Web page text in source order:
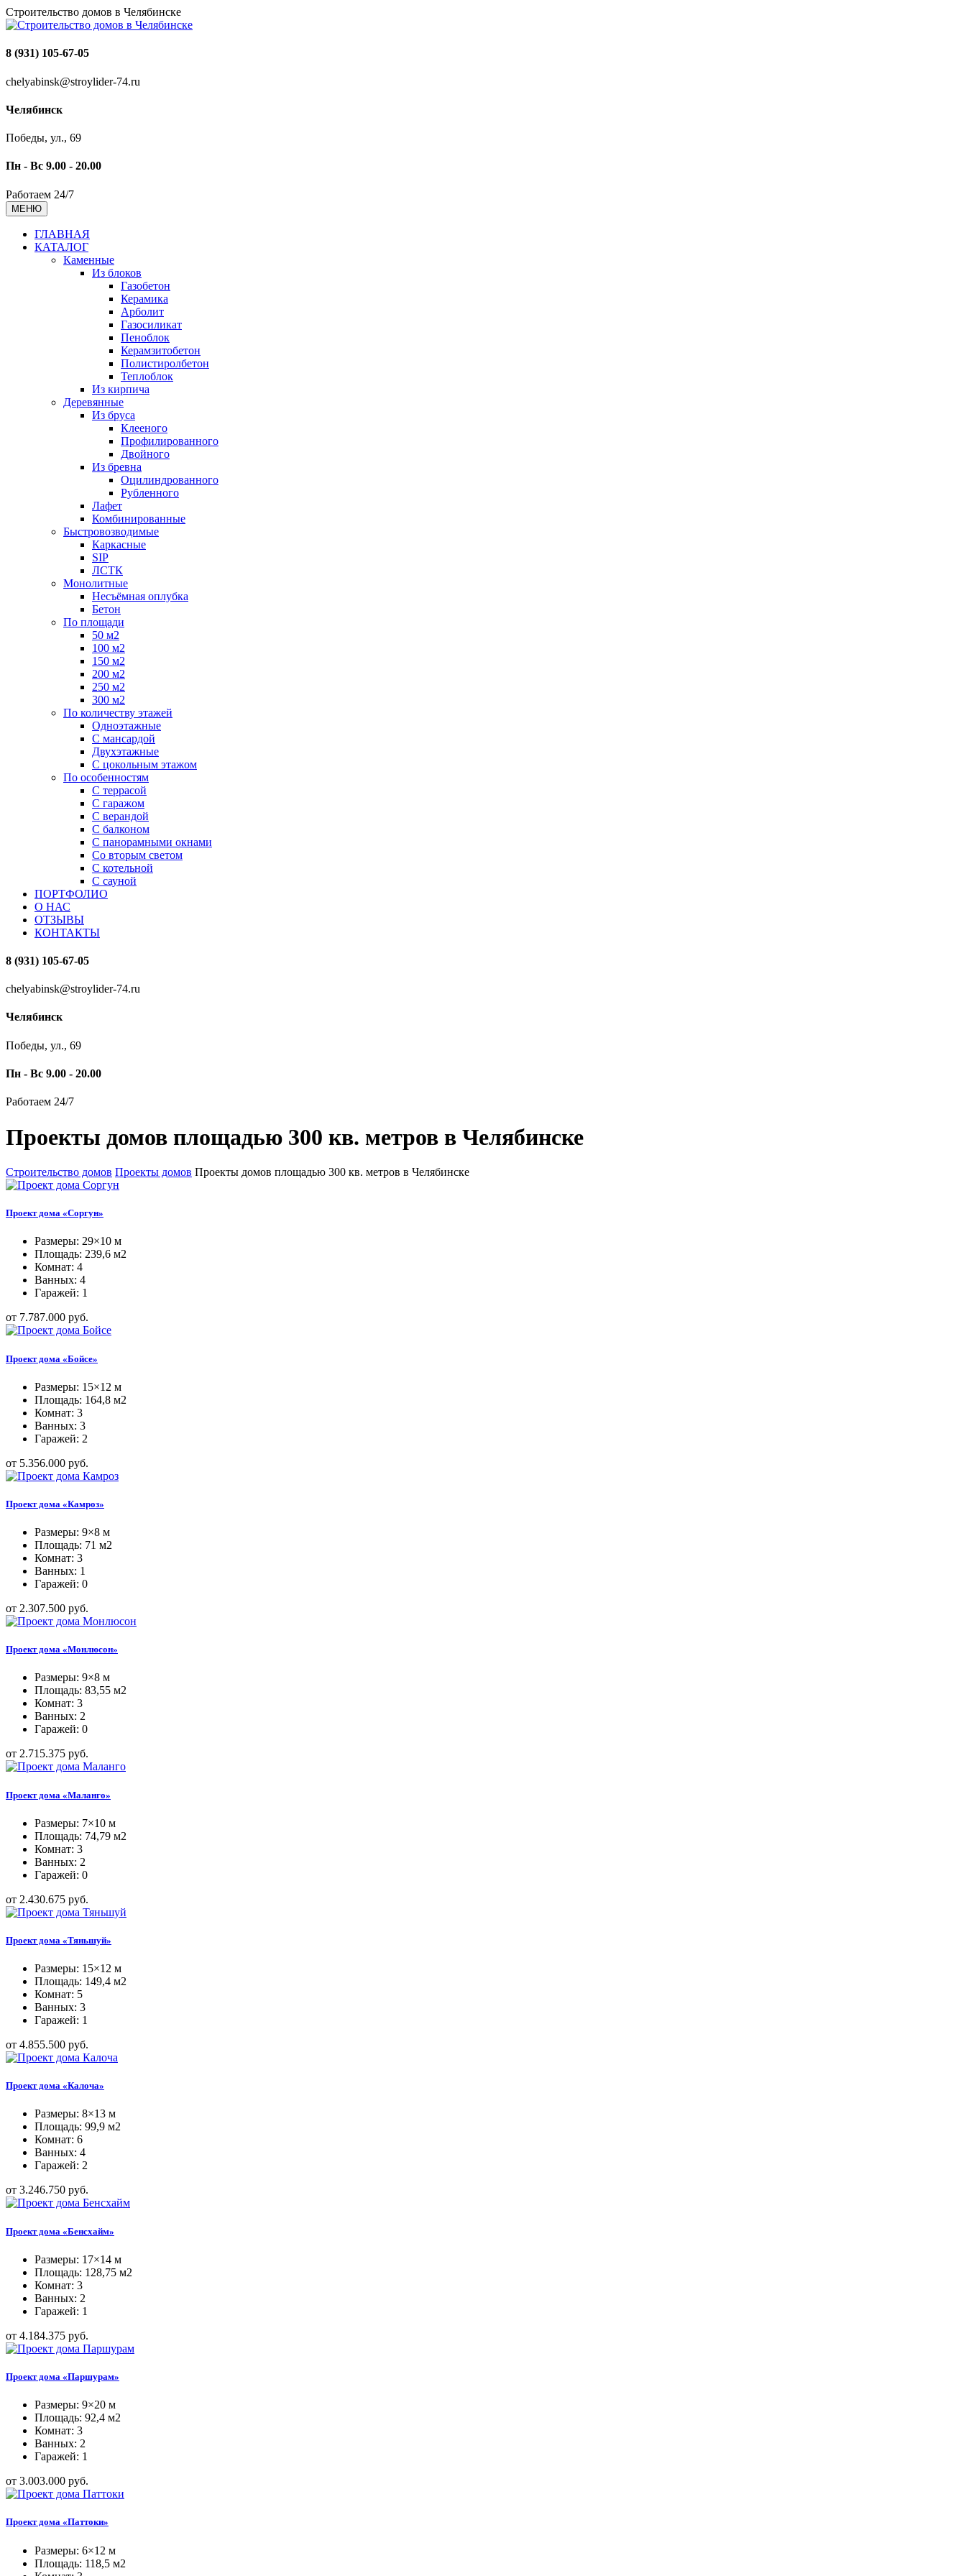
Строительство домов в Челябинске
8 (931) 105-67-05
chelyabinsk@stroylider-74.ru
Челябинск
Победы, ул., 69
Пн - Вс 9.00 - 20.00
Работаем 24/7
МЕНЮ
ГЛАВНАЯ
КАТАЛОГ
Каменные
Из блоков
Газобетон
Керамика
Арболит
Газосиликат
Пеноблок
Керамзитобетон
Полистиролбетон
Теплоблок
Из кирпича
Деревянные
Из бруса
Клееного
Профилированного
Двойного
Из бревна
Оцилиндрованного
Рубленного
Лафет
Комбинированные
Быстровозводимые
Каркасные
SIP
ЛСТК
Монолитные
Несъёмная оплубка
Бетон
По площади
50 м2
100 м2
150 м2
200 м2
250 м2
300 м2
По количеству этажей
Одноэтажные
С мансардой
Двухэтажные
С цокольным этажом
По особенностям
С террасой
С гаражом
С верандой
С балконом
С панорамными окнами
Со вторым светом
С котельной
С сауной
ПОРТФОЛИО
О НАС
ОТЗЫВЫ
КОНТАКТЫ
8 (931) 105-67-05
chelyabinsk@stroylider-74.ru
Челябинск
Победы, ул., 69
Пн - Вс 9.00 - 20.00
Работаем 24/7
Проекты домов площадью 300 кв. метров в Челябинске
Строительство домов Проекты домов Проекты домов площадью 300 кв. метров в Челябинске
Проект дома «Соргун»
Размеры: 29×10 м
Площадь: 239,6 м2
Комнат: 4
Ванных: 4
Гаражей: 1
от 7.787.000 руб.
Проект дома «Бойсе»
Размеры: 15×12 м
Площадь: 164,8 м2
Комнат: 3
Ванных: 3
Гаражей: 2
от 5.356.000 руб.
Проект дома «Камроз»
Размеры: 9×8 м
Площадь: 71 м2
Комнат: 3
Ванных: 1
Гаражей: 0
от 2.307.500 руб.
Проект дома «Монлюсон»
Размеры: 9×8 м
Площадь: 83,55 м2
Комнат: 3
Ванных: 2
Гаражей: 0
от 2.715.375 руб.
Проект дома «Маланго»
Размеры: 7×10 м
Площадь: 74,79 м2
Комнат: 3
Ванных: 2
Гаражей: 0
от 2.430.675 руб.
Проект дома «Тяньшуй»
Размеры: 15×12 м
Площадь: 149,4 м2
Комнат: 5
Ванных: 3
Гаражей: 1
от 4.855.500 руб.
Проект дома «Калоча»
Размеры: 8×13 м
Площадь: 99,9 м2
Комнат: 6
Ванных: 4
Гаражей: 2
от 3.246.750 руб.
Проект дома «Бенсхайм»
Размеры: 17×14 м
Площадь: 128,75 м2
Комнат: 3
Ванных: 2
Гаражей: 1
от 4.184.375 руб.
Проект дома «Паршурам»
Размеры: 9×20 м
Площадь: 92,4 м2
Комнат: 3
Ванных: 2
Гаражей: 1
от 3.003.000 руб.
Проект дома «Паттоки»
Размеры: 6×12 м
Площадь: 118,5 м2